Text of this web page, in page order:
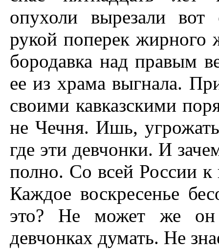
опухоли вырезали
рукой поперек жирного
бородавка над правым
ее из храма выгнала.
своими кавказскими
не Чечня. Ишь,
где эти девчонки. И
полно. Со всей России к
Каждое воскресенье
это? Не может же он
девчонках думать. Не